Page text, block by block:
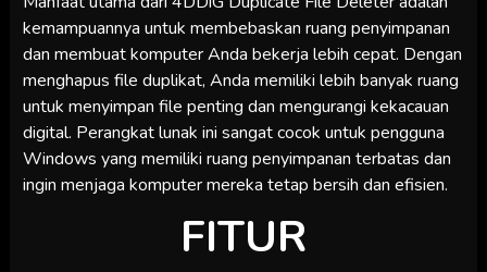
kemampuannya untuk membebaskan ruang penyimpanan
dan membuat komputer Anda bekerja lebih cepat. Dengan
menghapus file duplikat, Anda memiliki lebih banyak ruang
untuk menyimpan file penting dan mengurangi kekacauan
digital. Perangkat lunak ini sangat cocok untuk pengguna
Windows yang memiliki ruang penyimpanan terbatas dan
ingin menjaga komputer mereka tetap bersih dan efisien.
FITUR